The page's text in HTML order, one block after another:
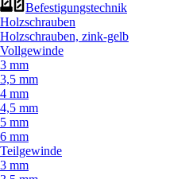
Befestigungstechnik
Holzschrauben
Holzschrauben, zink-gelb
Vollgewinde
3 mm
3,5 mm
4 mm
4,5 mm
5 mm
6 mm
Teilgewinde
3 mm